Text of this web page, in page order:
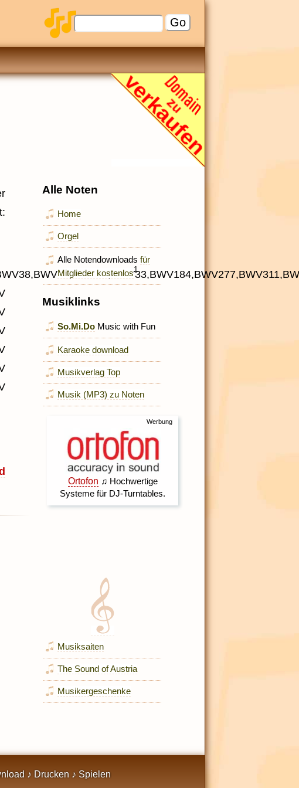
Alle Noten
Home
Orgel
Alle Notendownloadsfür
Mitglieder kostenlos1
Musiklinks
So.Mi.Do Music with Fun
Karaoke download
Musikverlag Top
Musik (MP3) zu Noten
Musiksaiten
The Sound of Austria
Musikergeschenke
♪ Drucken ♪ Spielen